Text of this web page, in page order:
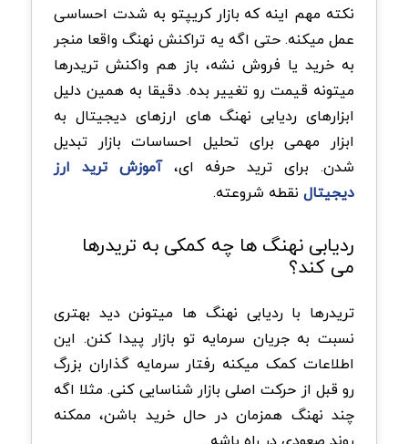
نکته مهم اینه که بازار کریپتو به شدت احساسی
عمل میکنه. حتی اگه یه تراکنش نهنگ واقعا منجر
به خرید یا فروش نشه، باز هم واکنش تریدرها
میتونه قیمت رو تغییر بده. دقیقا به همین دلیل
ابزارهای ردیابی نهنگ های ارزهای دیجیتال به
ابزار مهمی برای تحلیل احساسات بازار تبدیل
شدن. برای ترید حرفه ای،آموزش ترید ارز
دیجیتال نقطه شروعته.
ردیابی نهنگ ها چه کمکی به تریدرها
می کند؟
تریدرها با ردیابی نهنگ ها میتونن دید بهتری
نسبت به جریان سرمایه تو بازار پیدا کنن. این
اطلاعات کمک میکنه رفتار سرمایه گذاران بزرگ
رو قبل از حرکت اصلی بازار شناسایی کنی. مثلا اگه
چند نهنگ همزمان در حال خرید باشن، ممکنه